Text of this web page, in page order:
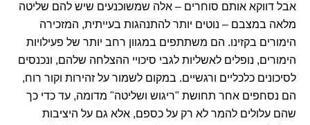
אבל דווקא אותם סוחרים – אלה שמשוכנעים שיש להם שליטה
מלאה במצבם – נוטים יותר להתנהגות בעייתית, המזכירה
הימורים בקזינו. הם משתתפים במגוון רחב יותר של פעילויות
הימורים, נופלים לאשליות לגבי סיכויי ההצלחה שלהם, ונכנסים
לסיכונים כלכליים ורגשיים. במקום לשמור על זהירות וקור רוח,
הם נסחפים אחר תחושת "ריגוש ושליטה" מדומה, עד כדי כך
שהם עלולים להמר לא רק על כספם, אלא גם על היציבות